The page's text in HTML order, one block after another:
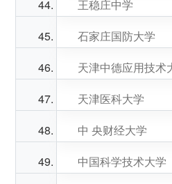
王稳庄中学
石家庄国防大学
天津中德应用技术
天津医科大学
中 央财经大学
中国科学技术大学